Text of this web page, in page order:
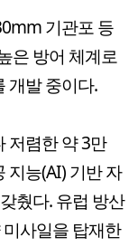
기관포 등
은 방어 체계로
개발 중이다.
저렴한 약 3만
지능(AI) 기반 자
췄다. 유럽 방산
사일을 탑재한